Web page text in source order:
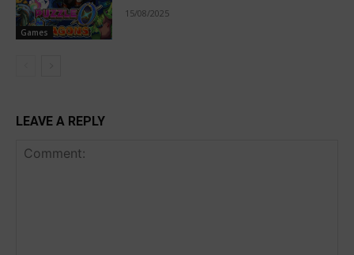
Games
15/08/2025
LEAVE A REPLY